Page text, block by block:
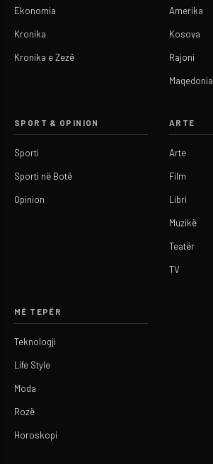
Ekonomia
Kronika
Kronika e Zezë
Amerika
Kosova
Rajoni
Maqedonia
SPORT & OPINION
Sporti
Sporti në Botë
Opinion
ARTE
Arte
Film
Libri
Muzikë
Teatër
TV
MË TEPËR
Teknologji
Life Style
Moda
Rozë
Horoskopi